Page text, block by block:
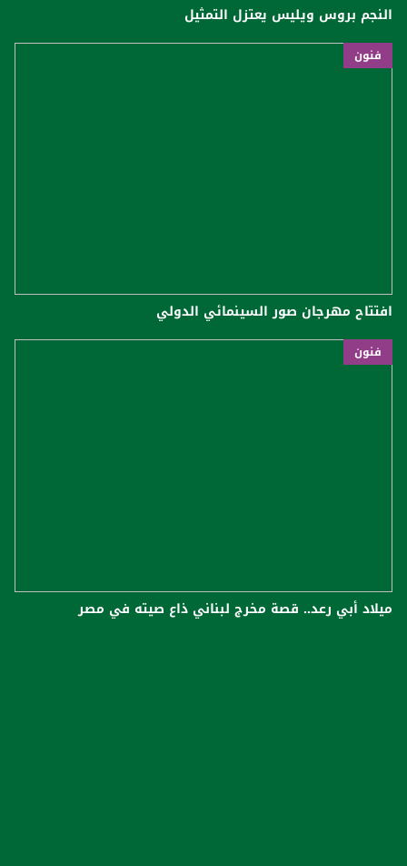
النجم بروس ويليس يعتزل التمثيل
فنون
افتتاح مهرجان صور السينمائي الدولي
فنون
ميلاد أبي رعد.. قصة مخرج لبناني ذاع صيته في مصر